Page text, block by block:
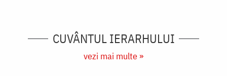
CUVÂNTUL IERARHULUI
vezi mai multe »